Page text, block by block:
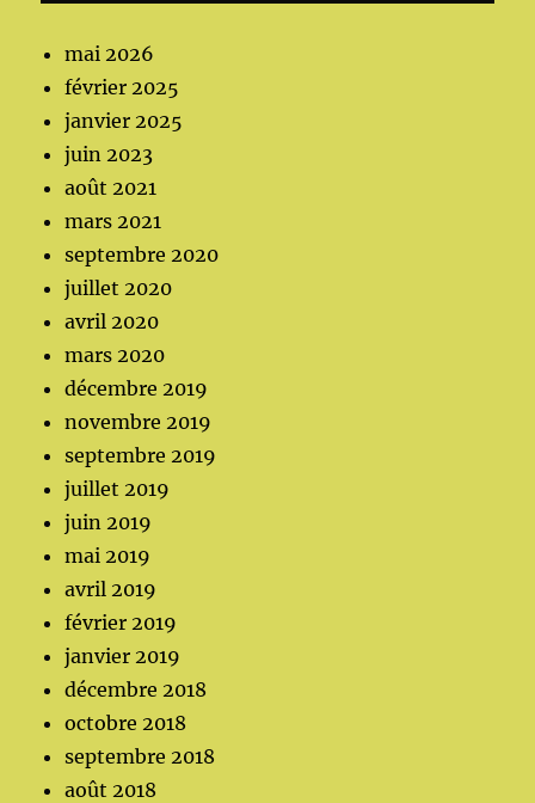
mai 2026
février 2025
janvier 2025
juin 2023
août 2021
mars 2021
septembre 2020
juillet 2020
avril 2020
mars 2020
décembre 2019
novembre 2019
septembre 2019
juillet 2019
juin 2019
mai 2019
avril 2019
février 2019
janvier 2019
décembre 2018
octobre 2018
septembre 2018
août 2018